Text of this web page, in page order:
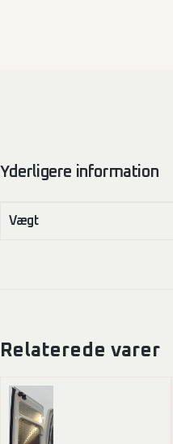
Yderligere information
Vægt
Relaterede varer